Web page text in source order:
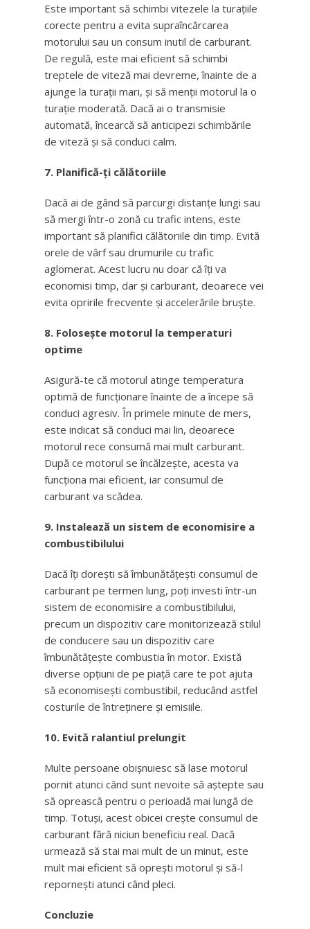
Este important să schimbi vitezele la turațiile
corecte pentru a evita supraîncărcarea
motorului sau un consum inutil de carburant.
De regulă, este mai eficient să schimbi
treptele de viteză mai devreme, înainte de a
ajunge la turații mari, și să menții motorul la o
turație moderată. Dacă ai o transmisie
automată, încearcă să anticipezi schimbările
de viteză și să conduci calm.
7. Planifică-ți călătoriile
Dacă ai de gând să parcurgi distanțe lungi sau
să mergi într-o zonă cu trafic intens, este
important să planifici călătoriile din timp. Evită
orele de vârf sau drumurile cu trafic
aglomerat. Acest lucru nu doar că îți va
economisi timp, dar și carburant, deoarece vei
evita opririle frecvente și accelerările bruște.
8. Folosește motorul la temperaturi
optime
Asigură-te că motorul atinge temperatura
optimă de funcționare înainte de a începe să
conduci agresiv. În primele minute de mers,
este indicat să conduci mai lin, deoarece
motorul rece consumă mai mult carburant.
După ce motorul se încălzește, acesta va
funcționa mai eficient, iar consumul de
carburant va scădea.
9. Instalează un sistem de economisire a
combustibilului
Dacă îți dorești să îmbunătățești consumul de
carburant pe termen lung, poți investi într-un
sistem de economisire a combustibilului,
precum un dispozitiv care monitorizează stilul
de conducere sau un dispozitiv care
îmbunătățește combustia în motor. Există
diverse opțiuni de pe piață care te pot ajuta
să economisești combustibil, reducând astfel
costurile de întreținere și emisiile.
10. Evită ralantiul prelungit
Multe persoane obișnuiesc să lase motorul
pornit atunci când sunt nevoite să aștepte sau
să oprească pentru o perioadă mai lungă de
timp. Totuși, acest obicei crește consumul de
carburant fără niciun beneficiu real. Dacă
urmează să stai mai mult de un minut, este
mult mai eficient să oprești motorul și să-l
repornești atunci când pleci.
Concluzie